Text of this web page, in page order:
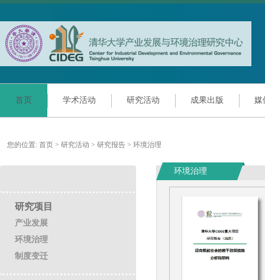
首页 学术活动 研究活动 成果出版 媒
您的位置: 首页 > 研究活动 > 研究报告 > 环境治理
研究项目
产业发展
环境治理
制度变迁
环境治理